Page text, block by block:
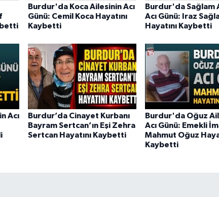
Burdur'da Koca Ailesinin Acı
Günü: Cemil Koca Hayatını
Kaybetti
Burdur'da Sağlam
Acı Günü: Iraz
Hayatını Kaybetti
Acı
Burdur’da Cinayet Kurbanı
Bayram Sertcan’ın Eşi Zehra
Sertcan Hayatını Kaybetti
Burdur'da Oğuz
Acı Günü: Emekli
Mahmut Oğuz
Kaybetti